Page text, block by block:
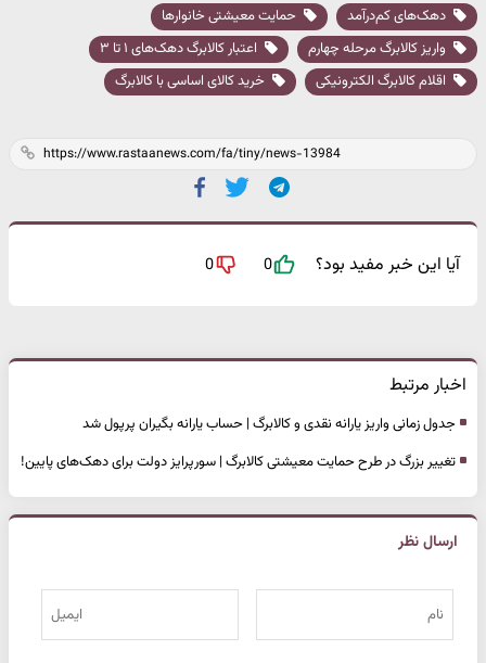
دهک‌های کم‌درآمد
حمایت معیشتی خانوارها
واریز کالابرگ مرحله چهارم
اعتبار کالابرگ دهک‌های ۱ تا ۳
اقلام کالابرگ الکترونیکی
خرید کالای اساسی با کالابرگ
آیا این خبر مفید بود؟ 0
0
اخبار مرتبط
جدول زمانی واریز یارانه نقدی و کالابرگ | حساب یارانه بگیران پرپول شد
تغییر بزرگ در طرح حمایت معیشتی کالابرگ | سورپرایز دولت برای دهک‌های پایین!
ارسال نظر